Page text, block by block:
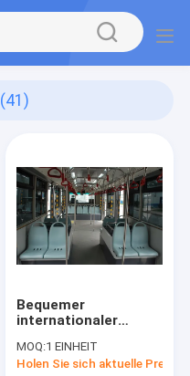
(41)
Bequemer
internationaler
Sitzer-14 mit
BRIDGESTONE-Reifen
MOQ:1 EINHEIT
Holen Sie sich aktuelle Preis